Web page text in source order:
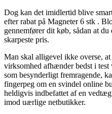
Dog kan det imidlertid blive
efter rabat på Magneter 6 stk .
gennemfører dit køb, sådan at du
skarpeste pris.
Man skal alligevel ikke overse,
virksomhed afhænder bedst i test
som besynderligt fremragende,
fingerpeg om en svindel online
heldigvis indbefattet af en
imod uærlige netbutikker.